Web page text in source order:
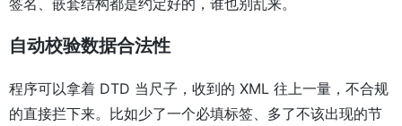
签名、嵌套结构都是约定好的，谁也别乱来。
自动校验数据合法性
程序可以拿着 DTD 当尺子，收到的 XML 往上一量，不合规
的直接拦下来。比如少了一个必填标签、多了不该出现的节